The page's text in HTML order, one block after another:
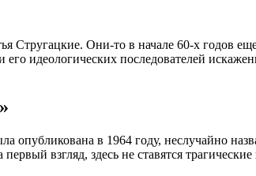
Стругацкие. Они-то в начале 60-х годов
идеологических последователей
опубликована в 1964 году, неслучайно
взгляд, здесь не ставятся